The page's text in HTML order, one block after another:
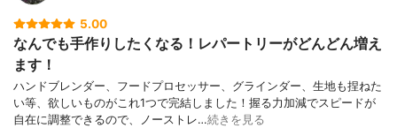
5.00
なんでも手作りしたくなる！レパートリーがどんどん増え
ます！
ハンドブレンダー、フードプロセッサー、グラインダー、生地も捏ねた
い等、欲しいものがこれ1つで完結しました！握る力加減でスピードが
自在に調整できるので、ノーストレ…続きを見る